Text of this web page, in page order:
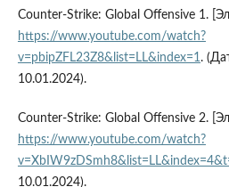
Counter-Strike: Global Offensive 1.
https://www.youtube.com/watch?
v=pbipZFL23Z8&list=LL&index=1 .
10.01.2024).
Counter-Strike: Global Offensive 2.
https://www.youtube.com/watch?
10.01.2024).